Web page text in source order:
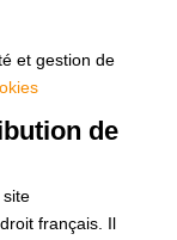
et gestion de
de
site
français. Il